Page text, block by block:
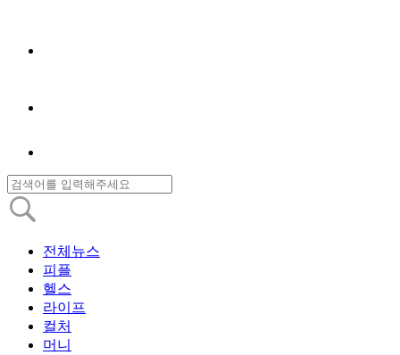
전체뉴스
피플
헬스
라이프
컬처
머니